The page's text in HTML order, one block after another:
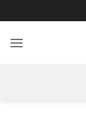
qua
nội